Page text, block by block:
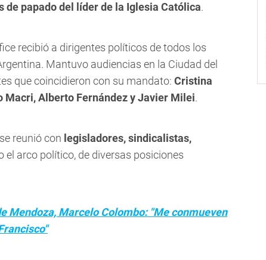
de papado del líder de la Iglesia Católica.
recibió a dirigentes políticos de todos los
Mantuvo audiencias en la Ciudad del
que coincidieron con su mandato: Cristina
Macri, Alberto Fernández y Javier Milei.
reunió con legisladores, sindicalistas,
el arco político, de diversas posiciones
Mendoza, Marcelo Colombo: "Me conmueven